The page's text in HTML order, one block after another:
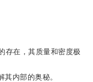
在，其质量和密度极
内部的奥秘。